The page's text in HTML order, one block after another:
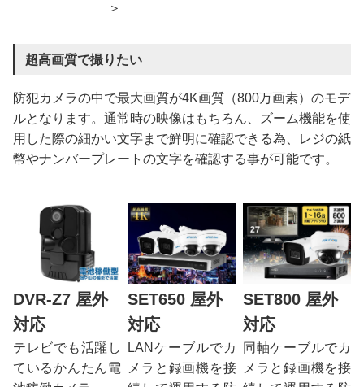
＞
超高画質で撮りたい
防犯カメラの中で最大画質が4K画質（800万画素）のモデ
ルとなります。通常時の映像はもちろん、ズーム機能を使
用した際の細かい文字まで鮮明に確認できる為、レジの紙
幣やナンバープレートの文字を確認する事が可能です。
DVR-Z7 屋外
対応
テレビでも活躍し
ているかんたん電
SET650 屋外
対応
LANケーブルでカ
メラと録画機を接
SET800 屋外
対応
同軸ケーブルでカ
メラと録画機を接